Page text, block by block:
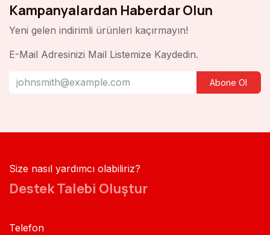
Kampanyalardan Haberdar Olun
Yeni gelen indirimli ürünleri kaçırmayın!
E-Mail Adresinizi Mail Listemize Kaydedin.
Abone Ol
Size nasıl yardımcı olabiliriz?
Destek Talebi Oluştur
Telefon